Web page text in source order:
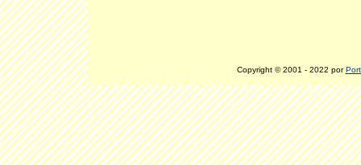
Copyright © 2001 - 2022 por